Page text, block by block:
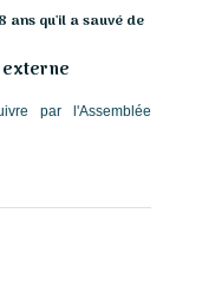
ans qu'il a sauvé de
externe
par l'Assemblée